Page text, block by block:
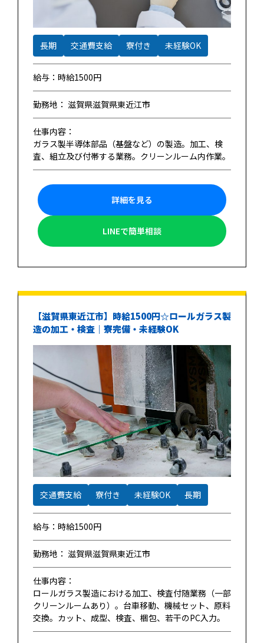
長期 交通費支給 寮付き 未経験OK
給与：時給1500円
勤務地： 滋賀県滋賀県東近江市
仕事内容：
ガラス製半導体部品（基盤など）の製造。加工、検
査、組立及び付帯する業務。クリーンルーム内作業。
詳細を見る
LINEで簡単相談
【滋賀県東近江市】時給1500円☆ロールガラス製
造の加工・検査｜寮完備・未経験OK
交通費支給 寮付き 未経験OK 長期
給与：時給1500円
勤務地： 滋賀県滋賀県東近江市
仕事内容：
ロールガラス製造における加工、検査付随業務（一部
クリーンルームあり）。台車移動、機械セット、原料
交換。カット、成型、検査、梱包、若干のPC入力。